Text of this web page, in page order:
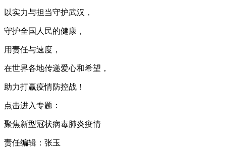
以实力与担当守护武汉，
守护全国人民的健康，
用责任与速度，
在世界各地传递爱心和希望，
助力打赢疫情防控战！
点击进入专题：
聚焦新型冠状病毒肺炎疫情
责任编辑：张玉